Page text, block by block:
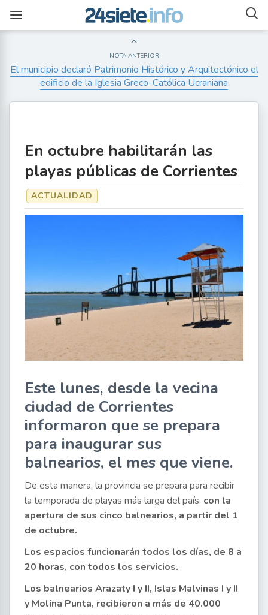
NOTA ANTERIOR
El municipio declaró Patrimonio Histórico y Arquitectónico el
edificio de la Iglesia Greco-Católica Ucraniana
En octubre habilitarán las
playas públicas de Corrientes
ACTUALIDAD
Este lunes, desde la vecina
ciudad de Corrientes
informaron que se prepara
para inaugurar sus
balnearios, el mes que viene.
De esta manera, la provincia se prepara para recibir
la temporada de playas más larga del país, con la
apertura de sus cinco balnearios, a partir del 1
de octubre.
Los espacios funcionarán todos los días, de 8 a
20 horas, con todos los servicios.
Los balnearios Arazaty I y II, Islas Malvinas I y II
y Molina Punta, recibieron a más de 40.000